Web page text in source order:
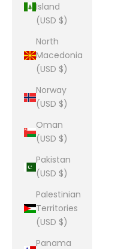
Island
(USD $)
North
Macedonia
(USD $)
Norway
(USD $)
Oman
(USD $)
Pakistan
(USD $)
Palestinian
Territories
(USD $)
Panama